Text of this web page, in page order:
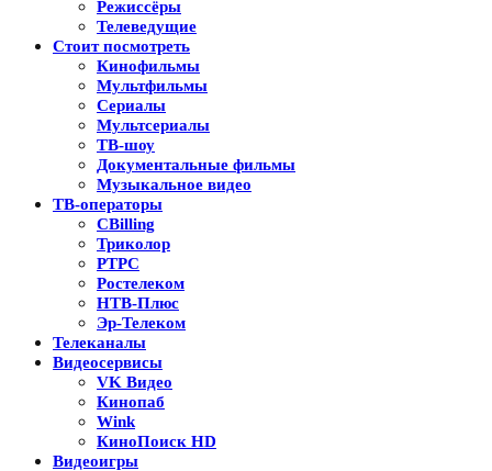
Режиссёры
Телеведущие
Стоит посмотреть
Кинофильмы
Мультфильмы
Сериалы
Мультсериалы
ТВ-шоу
Документальные фильмы
Музыкальное видео
ТВ-операторы
CBilling
Триколор
РТРС
Ростелеком
НТВ-Плюс
Эр-Телеком
Телеканалы
Видеосервисы
VK Видео
Кинопаб
Wink
КиноПоиск HD
Видеоигры